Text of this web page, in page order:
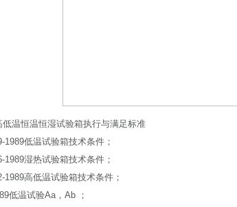
低温恒温恒湿试验箱执行与满足标准
1989低温试验箱技术条件；
1989湿热试验箱技术条件；
1989高低温试验箱技术条件；
低温试验Aa，Ab ；